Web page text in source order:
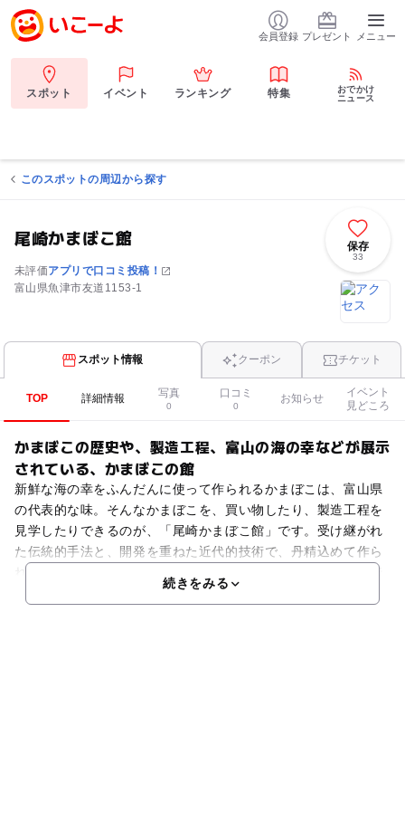
会員登録 プレゼント メニュー
スポット イベント ランキング 特集
おでかけ
ニュース
このスポットの周辺から探す
尾崎かまぼこ館
未評価アプリで口コミ投稿！
富山県魚津市友道1153-1
保存
33
スポット情報 クーポン チケット
TOP 詳細情報 写真
0
口コミ
0
お知らせ
イベント
見どころ
かまぼこの歴史や、製造工程、富山の海の幸などが展示
されている、かまぼこの館
新鮮な海の幸をふんだんに使って作られるかまぼこは、富山県
の代表的な味。そんなかまぼこを、買い物したり、製造工程を
見学したりできるのが、「尾崎かまぼこ館」です。受け継がれ
た伝統的手法と、開発を重ねた近代的技術で、丹精込めて作ら
続きをみる